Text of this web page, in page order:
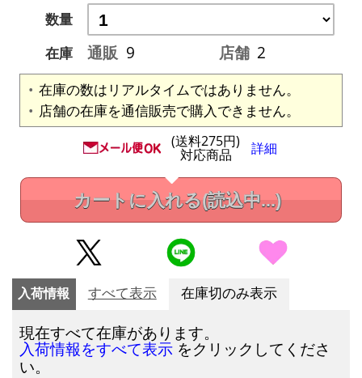
数量
在庫
通販 9 店舗 2
在庫の数はリアルタイムではありません。
店舗の在庫を通信販売で購入できません。
(送料275円)
対応商品 詳細
カートに入れる(読込中...)
入荷情報 すべて表示 在庫切のみ表示
現在すべて在庫があります。
入荷情報をすべて表示 をクリックしてくださ
い。